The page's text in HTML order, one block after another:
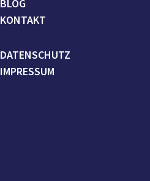
BLOG
KONTAKT
DATENSCHUTZ
IMPRESSUM